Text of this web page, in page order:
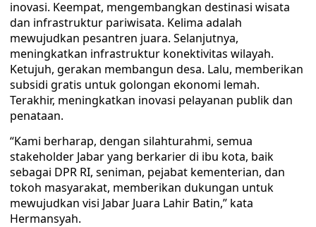
inovasi. Keempat, mengembangkan destinasi wisata
dan infrastruktur pariwisata. Kelima adalah
mewujudkan pesantren juara. Selanjutnya,
meningkatkan infrastruktur konektivitas wilayah.
Ketujuh, gerakan membangun desa. Lalu, memberikan
subsidi gratis untuk golongan ekonomi lemah.
Terakhir, meningkatkan inovasi pelayanan publik dan
penataan.
“Kami berharap, dengan silahturahmi, semua
stakeholder Jabar yang berkarier di ibu kota, baik
sebagai DPR RI, seniman, pejabat kementerian, dan
tokoh masyarakat, memberikan dukungan untuk
mewujudkan visi Jabar Juara Lahir Batin,” kata
Hermansyah.